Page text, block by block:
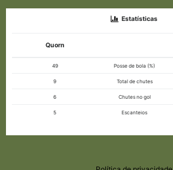
Estatísticas
Quorn
49 Posse de bola (%)
9 Total de chutes
6 Chutes no gol
5 Escanteios